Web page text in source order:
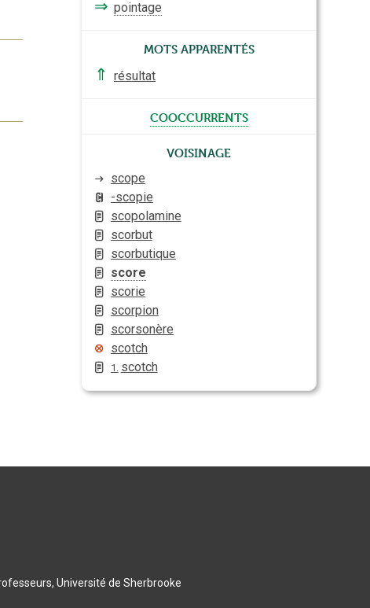
⇒ pointage
Mots apparentés
⇑
résultat
cooccurrents
Voisinage
scope
-scopie
scopolamine
scorbut
scorbutique
score
scorie
scorpion
scorsonère
scotch
1. scotch
Université de Sherbrooke